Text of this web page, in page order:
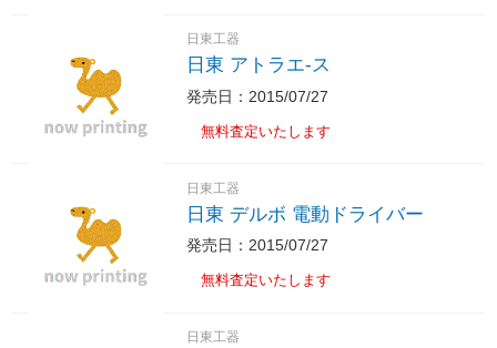
日東工器
日東 アトラエ-ス
発売日：2015/07/27
無料査定いたします
日東工器
日東 デルボ 電動ドライバー
発売日：2015/07/27
無料査定いたします
日東工器